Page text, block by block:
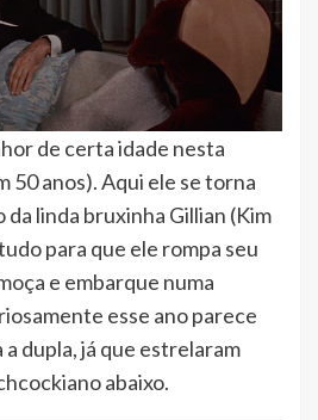
de certa idade nesta
50 anos). Aqui ele se torna
da linda bruxinha Gillian (Kim
para que ele rompa seu
e embarque numa
esse ano parece
dupla, já que estrelaram
abaixo.